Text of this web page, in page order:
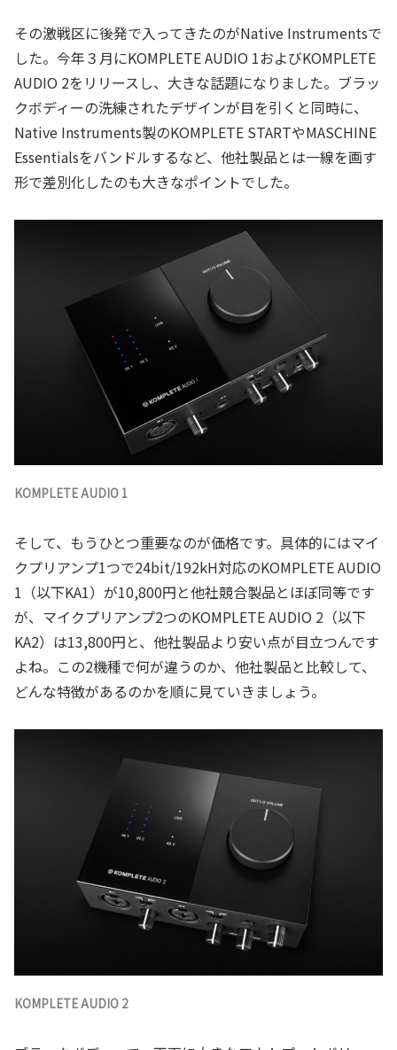
その激戦区に後発で入ってきたのがNative Instrumentsで
した。今年３月にKOMPLETE AUDIO 1およびKOMPLETE
AUDIO 2をリリースし、大きな話題になりました。ブラッ
クボディーの洗練されたデザインが目を引くと同時に、
Native Instruments製のKOMPLETE STARTやMASCHINE
Essentialsをバンドルするなど、他社製品とは一線を画す
形で差別化したのも大きなポイントでした。
KOMPLETE AUDIO 1
そして、もうひとつ重要なのが価格です。具体的にはマイ
クプリアンプ1つで24bit/192kH対応のKOMPLETE AUDIO
1（以下KA1）が10,800円と他社競合製品とほぼ同等です
が、マイクプリアンプ2つのKOMPLETE AUDIO 2（以下
KA2）は13,800円と、他社製品より安い点が目立つんです
よね。この2機種で何が違うのか、他社製品と比較して、
どんな特徴があるのかを順に見ていきましょう。
KOMPLETE AUDIO 2